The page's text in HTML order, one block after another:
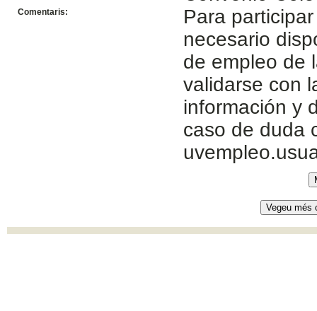
Comentaris:
Para
necesario
de empleo de
validarse con
información y
caso de duda